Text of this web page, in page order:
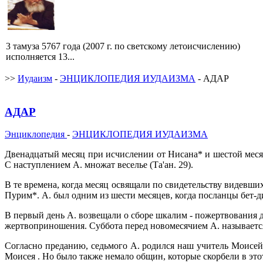
3 тамуза 5767 года (2007 г. по светскому летоисчислению)
исполняется 13...
>> Иудаизм - ЭНЦИКЛОПЕДИЯ ИУДАИЗМА - АДАР
АДАР
Энциклопедия - ЭНЦИКЛОПЕДИЯ ИУДАИЗМА
Двенадцатый месяц при исчислении от Нисана* и шестой
С наступлением А. множат веселье (Та'ан. 29).
В те времена, когда месяц освящали по свидетельству
Пурим*. А. был одним из шести месяцев, когда посланцы бет-
В первый день А. возвещали о сборе шкалим - пожертвования
жертвоприношения. Суббота перед новомесячием А.
Согласно преданию, седьмого А. родился наш учитель
Моисея . Но было также немало общин, которые скорбели в